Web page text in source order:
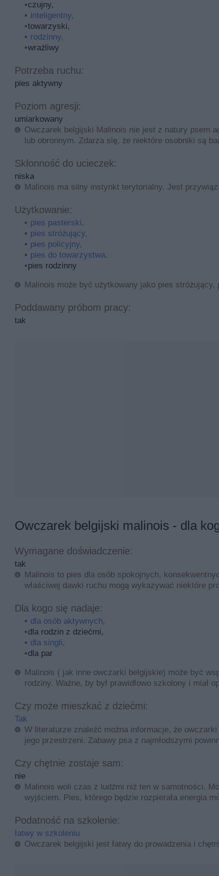
optymalnym rozwiązaniem.
Cena zakupu owczarka belgijskiego z rodowodem
wyższa cena zakupu. Stawka za szczeniaki w
rodowodem ZKwP to około 3000 – 5000 zł. Cena
jest przeważnie nieco droższa niż samiec.
Przed wyborem konkretnej hodowli owczarka
jak waga psów hodowlanych czy docelowa waga
konkretnego szczeniaka. Sama cena nie powinna być
stowarzyszenia będzie bardziej atrakcyjna, jednak
kaukaskiego czy malinoisa to także zwiększone
czujny,
inteligentny,
towarzyski,
rodzinny,
wrażliwy
Potrzeba ruchu:
pies aktywny
Poziom agresji:
umiarkowany
Owczarek belgijski Malinois nie jest z natury psem
lub obronnym. Zdarza się, że niektóre osobniki są
Skłonność do ucieczek:
niska
Malinois ma silny instynkt terytorialny. Jest
Użytkowanie:
pies pasterski,
pies stróżujący,
pies policyjny,
pies do towarzystwa,
pies rodzinny
Malinois może być użytkowany jako pies
Poddawany próbom pracy:
tak
Owczarek belgijski malinois - dla
Wymagane doświadczenie:
tak
Malinois to pies dla osób spokojnych,
właściwej dawki ruchu mogą wykazywać niektóre
Dla kogo się nadaje:
dla osób aktywnych,
dla rodzin z dziećmi,
dla singli,
dla par
Malinois ( jak inne owczarki belgijskie) może być
rodziny. Ważne, by był prawidłowo szkolony i
Czy może mieszkać z dziećmi:
Tak
W literaturze znaleźć można informacje, że
jego przestrzeni. Zabawy psa z najmłodszymi
Czy chętnie zostaje sam:
nie
Malinois woli czas z ludźmi niż ten w samotności.
wyjściem. Pies, którego będzie rozpierała energia
Podatność na szkolenie:
łatwy w szkoleniu
Owczarek belgijski jest łatwy do prowadzenia i